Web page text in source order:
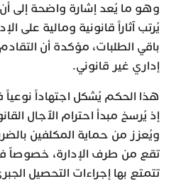
وهو ما يُعد إشارة واضحة إلى
يُرتب آثاراً قانونية ومالية على
باقي الطلبات، مؤكدة أن
إداري غير قانوني.
هذا الحكم يُشكل اجتهاداً نوعياً
إذ يُرسخ مبدأ احترام الآجال
ويُعزز من حماية المكلفين
تقع من طرف الإدارة، خصوصاً
تتمتع بها إجراءات التحصيل